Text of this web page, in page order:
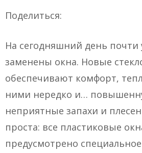
Поделиться:
На сегодняшний день почти
заменены окна. Новые
обеспечивают комфорт,
ними нередко и…
неприятные запахи и
проста: все пластиковые
предусмотрено